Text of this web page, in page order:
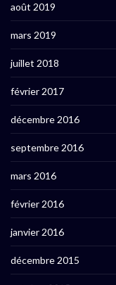
août 2019
mars 2019
juillet 2018
février 2017
décembre 2016
septembre 2016
mars 2016
février 2016
janvier 2016
décembre 2015